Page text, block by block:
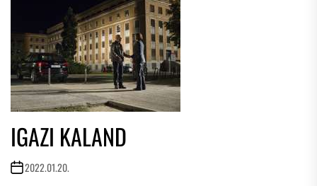
IGAZI KALAND
2022.01.20.